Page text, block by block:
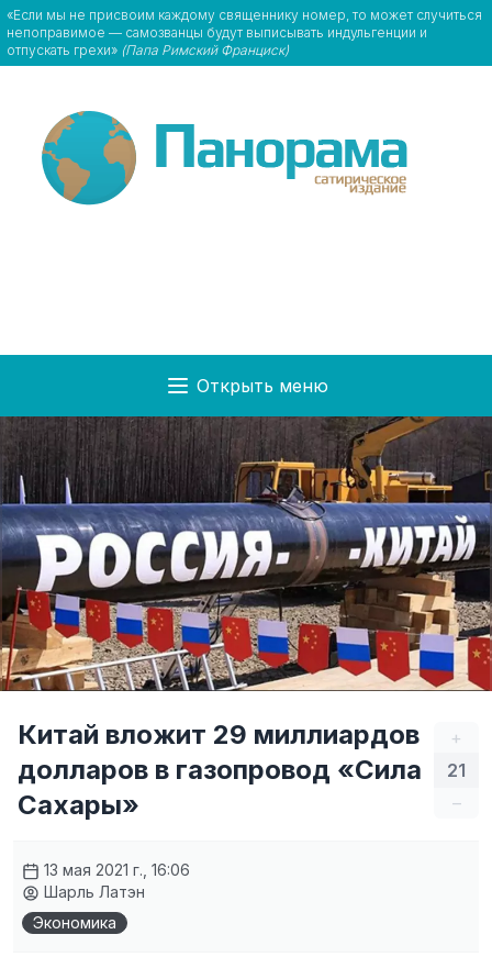
«Если мы не присвоим каждому священнику номер, то может случиться
непоправимое — самозванцы будут выписывать индульгенции и
отпускать грехи» (Папа Римский Франциск)
Открыть меню
+
21
–
Китай вложит 29 миллиардов
долларов в газопровод «Сила
Сахары»
13 мая 2021 г., 16:06
Шарль Латэн
Экономика